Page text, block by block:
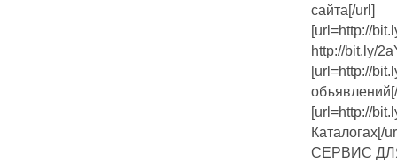
сайта[/url]
[url=http://
http://bit.ly/
[url=http://
[url=http://
Каталогах[/
СЕРВИС